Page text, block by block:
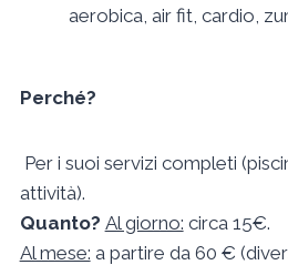
aerobica, air fit, cardio,
Perché?
Per i suoi servizi completi
attività).
Quanto? Al giorno: circa 15€.
Al mese: a partire da 60 €